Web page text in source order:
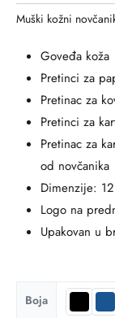
Muški kožni
Goveđa koža
Pretinci za
Pretinac za
Pretinci za
Pretinac za
od novčanika
Dimenzije:
Logo na
Upakovan u
Boja